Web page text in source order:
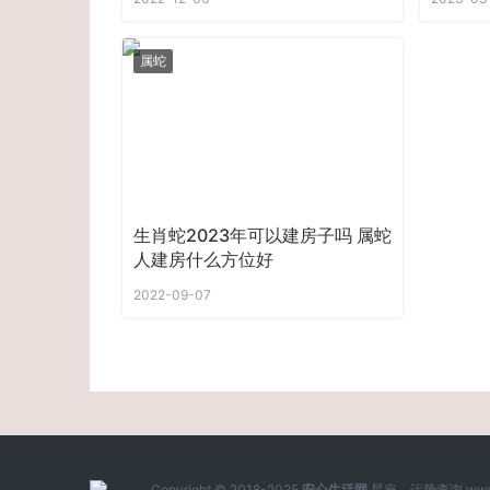
属蛇
生肖蛇2023年可以建房子吗 属蛇
人建房什么方位好
2022-09-07